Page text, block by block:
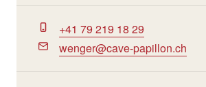
+41 79 219 18 29
wenger@cave-papillon.ch